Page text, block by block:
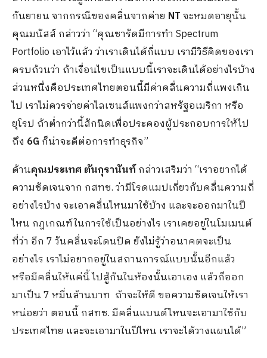
กันยายน จากกรณีของคลื่นจากค่าย NTจะหมดอายุนั้น
คุณมนัสส์ กล่าวว่า “คุณชารัดมีการทำ Spectrum
Portfolio เอาไว้แล้ว ว่าเราเดินได้กี่แบบ เรามีวิธีคิดของเรา
ครบถ้วนว่า ถ้าเงื่อนไขเป็นแบบนี้เราจะเดินได้อย่างไรบ้าง
ส่วนหนึ่งคือประเทศไทยตอนนี้มีค่าคลื่นความถี่แพงเกิน
ไป เราไม่ควรจ่ายค่าไลเซนส์แพงกว่าสหรัฐอเมริกา หรือ
ยุโรป ถ้าต่ำกว่านี้สักนิดเพื่อประคองผู้ประกอบการให้ไป
ถึง 6Gก็น่าจะดีต่อการทำธุรกิจ”
ด้านคุณประเทศ ตันกุรานันท์กล่าวเสริมว่า “เราอยากได้
ความชัดเจนจาก กสทช. ว่ามีโรดแมปเกี่ยวกับคลื่นความถี่
อย่างไรบ้าง จะเอาคลื่นไหนมาใช้บ้าง และจะออกมาในปี
ไหน กฎเกณฑ์ในการใช้เป็นอย่างไร เราเคยอยู่ในโมเมนต์
ที่ว่า อีก 7 วันคลื่นจะโดนปิด ยังไม่รู้ว่าอนาคตจะเป็น
อย่างไร เราไม่อยากอยู่ในสถานการณ์แบบนั้นอีกแล้ว
หรือมีคลื่นให้แค่นี้ ไปสู้กันในห้องนั้นเอาเอง แล้วก็ออก
มาเป็น 7 หมื่นล้านบาท ถ้าจะให้ดี ขอความชัดเจนให้เรา
หน่อยว่า ตอนนี้ กสทช. มีคลื่นแบนด์ไหนจะเอามาใช้กับ
ประเทศไทย และจะเอามาในปีไหน เราจะได้วางแผนได้”